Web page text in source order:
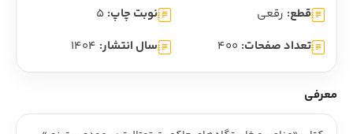
قطع: رقعی نوبت چاپ: 5
تعداد صفحات: 400 سال انتشار: 1404
معرفی